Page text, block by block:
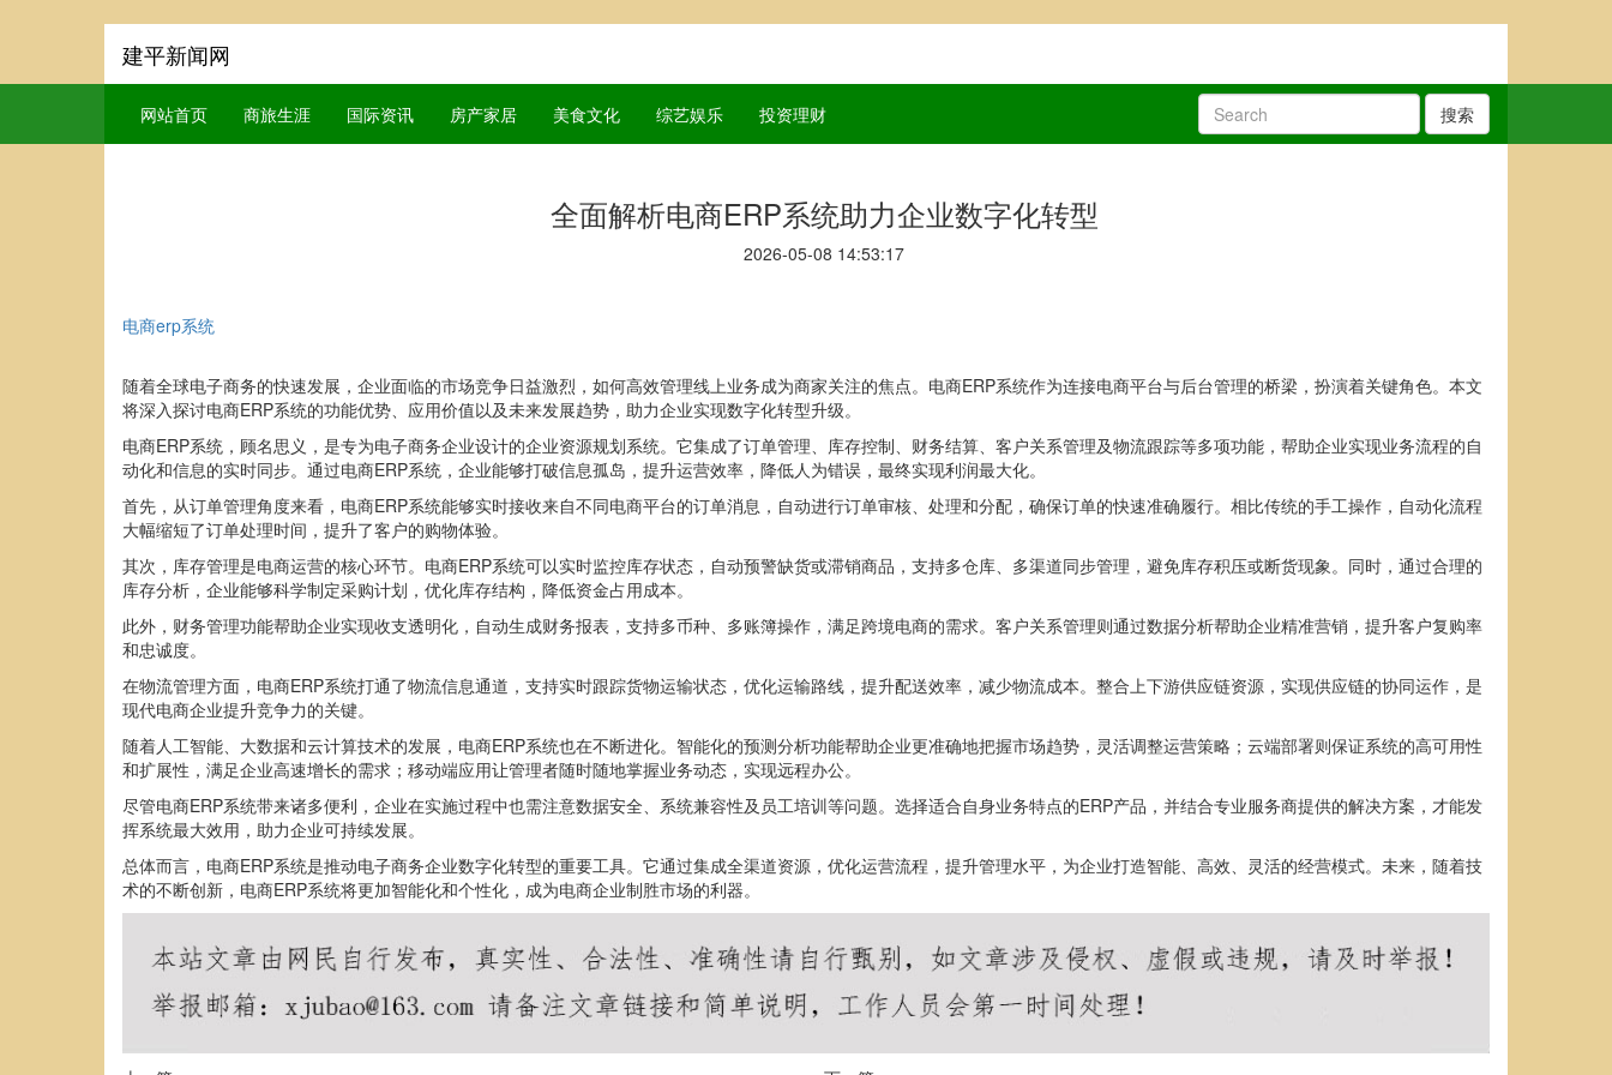
建平新闻网
网站首页 商旅生涯 国际资讯 房产家居 美食文化 综艺娱乐 投资理财 搜索
全面解析电商ERP系统助力企业数字化转型
2026-05-08 14:53:17
电商erp系统
随着全球电子商务的快速发展，企业面临的市场竞争日益激烈，如何高效管理线上业务成为商家关注的焦点。电商ERP系统作为连接电商平台与后台管理的桥梁，扮演着关键角色。本文
将深入探讨电商ERP系统的功能优势、应用价值以及未来发展趋势，助力企业实现数字化转型升级。
电商ERP系统，顾名思义，是专为电子商务企业设计的企业资源规划系统。它集成了订单管理、库存控制、财务结算、客户关系管理及物流跟踪等多项功能，帮助企业实现业务流程的自
动化和信息的实时同步。通过电商ERP系统，企业能够打破信息孤岛，提升运营效率，降低人为错误，最终实现利润最大化。
首先，从订单管理角度来看，电商ERP系统能够实时接收来自不同电商平台的订单消息，自动进行订单审核、处理和分配，确保订单的快速准确履行。相比传统的手工操作，自动化流程
大幅缩短了订单处理时间，提升了客户的购物体验。
其次，库存管理是电商运营的核心环节。电商ERP系统可以实时监控库存状态，自动预警缺货或滞销商品，支持多仓库、多渠道同步管理，避免库存积压或断货现象。同时，通过合理的
库存分析，企业能够科学制定采购计划，优化库存结构，降低资金占用成本。
此外，财务管理功能帮助企业实现收支透明化，自动生成财务报表，支持多币种、多账簿操作，满足跨境电商的需求。客户关系管理则通过数据分析帮助企业精准营销，提升客户复购率
和忠诚度。
在物流管理方面，电商ERP系统打通了物流信息通道，支持实时跟踪货物运输状态，优化运输路线，提升配送效率，减少物流成本。整合上下游供应链资源，实现供应链的协同运作，是
现代电商企业提升竞争力的关键。
随着人工智能、大数据和云计算技术的发展，电商ERP系统也在不断进化。智能化的预测分析功能帮助企业更准确地把握市场趋势，灵活调整运营策略；云端部署则保证系统的高可用性
和扩展性，满足企业高速增长的需求；移动端应用让管理者随时随地掌握业务动态，实现远程办公。
尽管电商ERP系统带来诸多便利，企业在实施过程中也需注意数据安全、系统兼容性及员工培训等问题。选择适合自身业务特点的ERP产品，并结合专业服务商提供的解决方案，才能发
挥系统最大效用，助力企业可持续发展。
总体而言，电商ERP系统是推动电子商务企业数字化转型的重要工具。它通过集成全渠道资源，优化运营流程，提升管理水平，为企业打造智能、高效、灵活的经营模式。未来，随着技
术的不断创新，电商ERP系统将更加智能化和个性化，成为电商企业制胜市场的利器。